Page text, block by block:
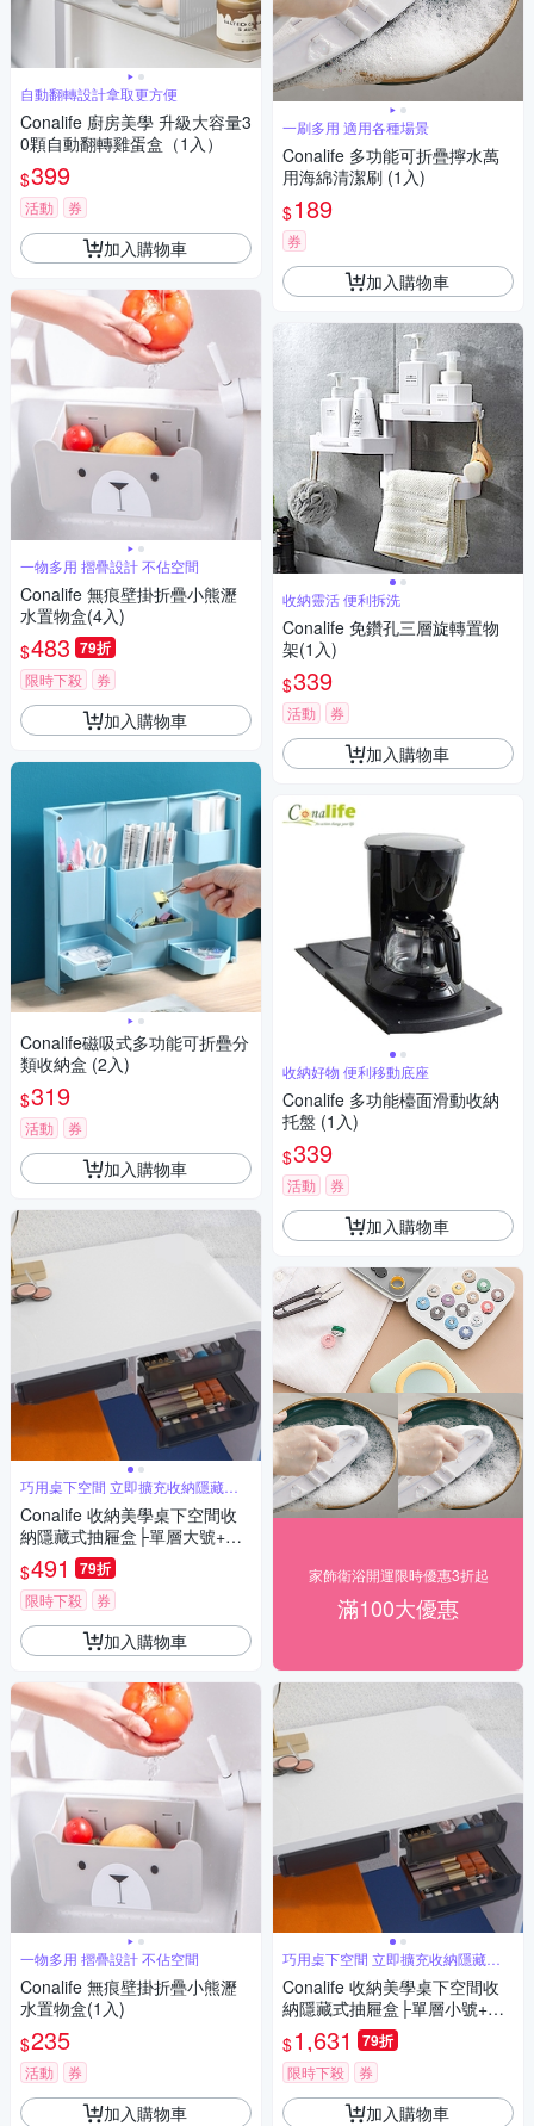
自動翻轉設計拿取更方便
Conalife 廚房美學 升級大容量3
0顆自動翻轉雞蛋盒（1入）
$399
活動 券
加入購物車
一物多用 摺疊設計 不佔空間
Conalife 無痕壁掛折疊小熊瀝
水置物盒(4入)
$483 79折
限時下殺 券
加入購物車
Conalife磁吸式多功能可折疊分
類收納盒 (2入)
$319
活動 券
加入購物車
巧用桌下空間 立即擴充收納隱藏凌
亂
Conalife 收納美學桌下空間收
納隱藏式抽屜盒├單層大號+雙
層大號┤ （1組）
$491 79折
限時下殺 券
加入購物車
一物多用 摺疊設計 不佔空間
Conalife 無痕壁掛折疊小熊瀝
水置物盒(1入)
$235
活動 券
加入購物車
一刷多用 適用各種場景
Conalife 多功能可折疊擰水萬
用海綿清潔刷 (1入)
$189
券
加入購物車
收納靈活 便利拆洗
Conalife 免鑽孔三層旋轉置物
架(1入)
$339
活動 券
加入購物車
收納好物 便利移動底座
Conalife 多功能檯面滑動收納
托盤 (1入)
$339
活動 券
加入購物車
家飾衛浴開運限時優惠3折起
滿100大優惠
巧用桌下空間 立即擴充收納隱藏凌
亂
Conalife 收納美學桌下空間收
納隱藏式抽屜盒├單層小號+雙
層大號┤ （4組）
$1,631 79折
限時下殺 券
加入購物車